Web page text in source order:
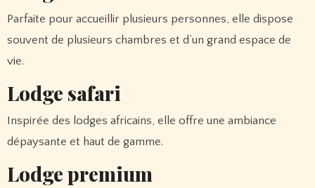
Parfaite pour accueillir plusieurs personnes, elle dispose
souvent de plusieurs chambres et d’un grand espace de
vie.
Lodge safari
Inspirée des lodges africains, elle offre une ambiance
dépaysante et haut de gamme.
Lodge premium